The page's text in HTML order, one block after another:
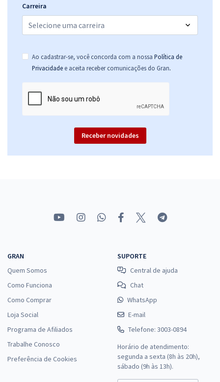
Carreira
Ao cadastrar-se, você concorda com a nossa Política de
Privacidade e aceita receber comunicações do Gran.
Receber novidades
GRAN
Quem Somos
Como Funciona
Como Comprar
Loja Social
Programa de Afiliados
Trabalhe Conosco
Preferência de Cookies
SUPORTE
Central de ajuda
Chat
WhatsApp
E-mail
Telefone: 3003-0894
Horário de atendimento:
segunda a sexta (8h às 20h),
sábado (9h às 13h).